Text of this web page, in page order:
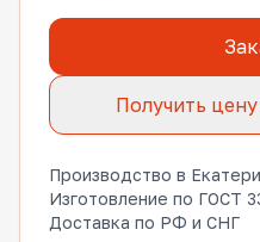
Получить
Производство в
Изготовление по ГОСТ
Доставка по РФ и СНГ